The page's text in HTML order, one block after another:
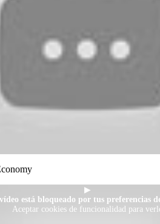
▶
vídeo está bloqueado por tus preferencias
Aceptar cookies de funcionalidad para